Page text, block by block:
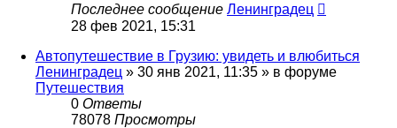
Последнее сообщение Ленинградец
28 фев 2021, 15:31
Автопутешествие в Грузию: увидеть и влюбиться
Ленинградец » 30 янв 2021, 11:35 » в форуме
Путешествия
0 Ответы
78078 Просмотры